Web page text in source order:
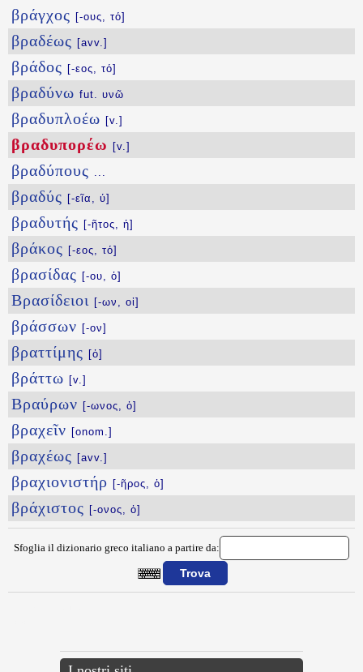
βράγχος [-ους, τό]
βραδέως [avv.]
βράδος [-εος, τό]
βραδύνω fut. υνῶ
βραδυπλοέω [v.]
βραδυπορέω [v.]
βραδύπους ...
βραδύς [-εῖα, ύ]
βραδυτής [-ῆτος, ἡ]
βράκος [-εος, τό]
βρασίδας [-ου, ὁ]
Βρασίδειοι [-ων, οἱ]
βράσσων [-ον]
βραττίμης [ὁ]
βράττω [v.]
Βραύρων [-ωνος, ὁ]
βραχεῖν [onom.]
βραχέως [avv.]
βραχιονιστήρ [-ῆρος, ὁ]
βράχιστος [-ονος, ὁ]
Sfoglia il dizionario greco italiano a partire da: